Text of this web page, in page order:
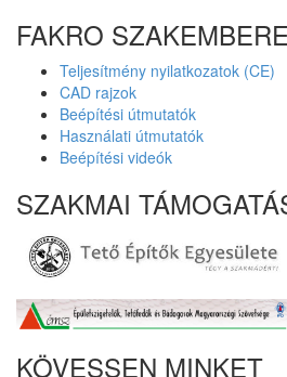
FAKRO
Teljesítmény nyilatkozatok (CE)
CAD rajzok
Beépítési útmutatók
Használati útmutatók
Beépítési videók
SZAKMAI
KÖVESSEN MINKET